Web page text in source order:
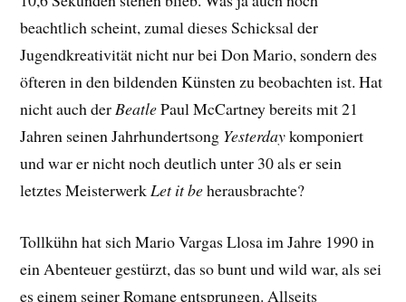
beachtlich scheint, zumal dieses Schicksal der
Jugendkreativität nicht nur bei Don Mario, sondern des
öfteren in den bildenden Künsten zu beobachten ist. Hat
nicht auch derBeatlePaul McCartney bereits mit 21
Jahren seinen Jahrhundertsong Yesterdaykomponiert
und war er nicht noch deutlich unter 30 als er sein
letztes MeisterwerkLet it beherausbrachte?
Tollkühn hat sich Mario Vargas Llosa im Jahre 1990 in
ein Abenteuer gestürzt, das so bunt und wild war, als sei
es einem seiner Romane entsprungen. Allseits